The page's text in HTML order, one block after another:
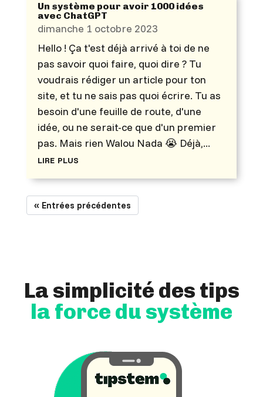
Un système pour avoir 1000 idées
avec ChatGPT
dimanche 1 octobre 2023
Hello ! Ça t'est déjà arrivé à toi de ne
pas savoir quoi faire, quoi dire ? Tu
voudrais rédiger un article pour ton
site, et tu ne sais pas quoi écrire. Tu as
besoin d'une feuille de route, d'une
idée, ou ne serait-ce que d'un premier
pas. Mais rien Walou Nada 😭 Déjà,...
lire plus
« Entrées précédentes
La simplicité des tips
la force du système